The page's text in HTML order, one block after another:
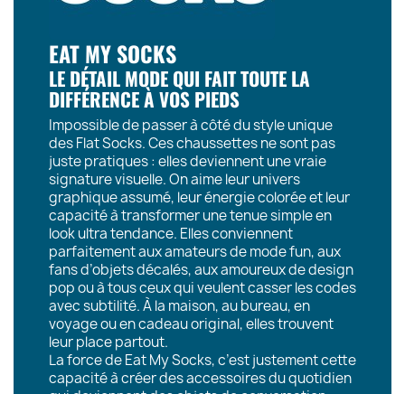
EAT MY SOCKS
LE DÉTAIL MODE QUI FAIT TOUTE LA
DIFFÉRENCE À VOS PIEDS
Impossible de passer à côté du style unique
des Flat Socks. Ces chaussettes ne sont pas
juste pratiques : elles deviennent une vraie
signature visuelle. On aime leur univers
graphique assumé, leur énergie colorée et leur
capacité à transformer une tenue simple en
look ultra tendance. Elles conviennent
parfaitement aux amateurs de mode fun, aux
fans d’objets décalés, aux amoureux de design
pop ou à tous ceux qui veulent casser les codes
avec subtilité. À la maison, au bureau, en
voyage ou en cadeau original, elles trouvent
leur place partout.
La force de Eat My Socks, c’est justement cette
capacité à créer des accessoires du quotidien